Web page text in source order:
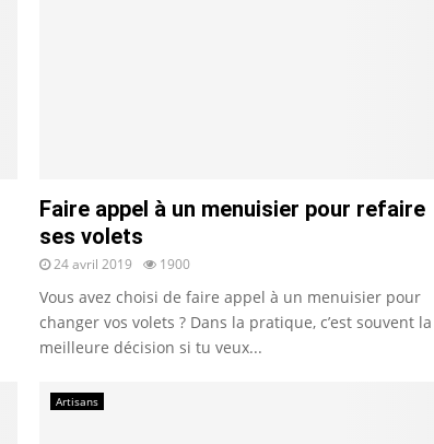
Faire appel à un menuisier pour refaire
ses volets
24 avril 2019 1900
Vous avez choisi de faire appel à un menuisier pour
changer vos volets ? Dans la pratique, c’est souvent la
meilleure décision si tu veux...
Artisans